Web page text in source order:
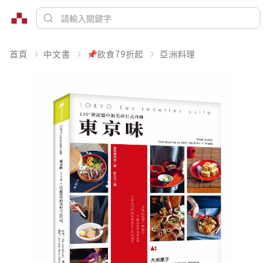
首頁 中文書 📌飲食79折起 亞洲料理